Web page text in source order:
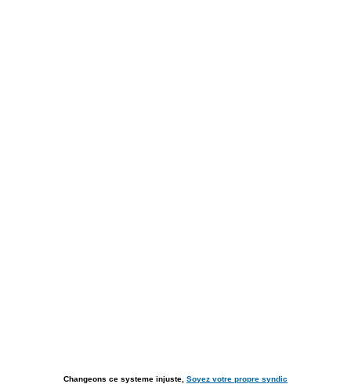
Changeons ce systeme injuste, Soyez votre propre syndic